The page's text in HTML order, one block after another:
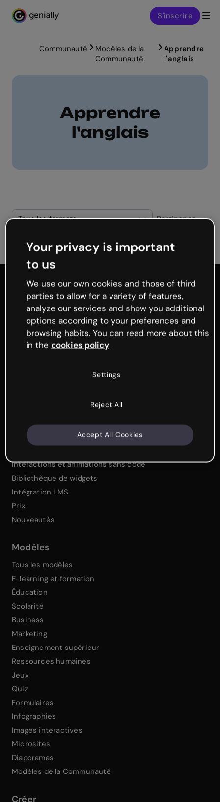
Genialy home page
S'inscrire
Communauté
Modèles de la
Communauté
Apprendre
l'anglais
Apprendre
l'anglais
Tous les formats Pertinence
Genialy home page
Produit
Générateur de questions et de quiz
Fonctionnalités d’IA
Kit de marque
Interactions et animations sans code
Bibliothèque de widgets
Intégration LMS
Prix
Nouveautés
Modèles
Tous les modèles
E-learning et formation
Éducation
Scolarité
Business
Marketing
Enseignement supérieur
Ressources humaines
Jeux
Quiz
Formulaires
Infographies
Images interactives
Microsites
Diaporamas
Modèles de la Communauté
Créer
Your privacy is important
to us
We use our own cookies and those of third
parties to allow for a variety of features,
analyze our services and show you additional
options according to your preferences and
browsing habits. You can read more about this
in the cookies policy.
Settings
Reject All
Accept All Cookies